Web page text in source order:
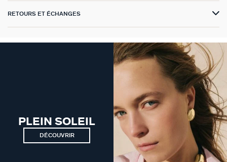
RETOURS ET ÉCHANGES
PLEIN SOLEIL
DÉCOUVRIR